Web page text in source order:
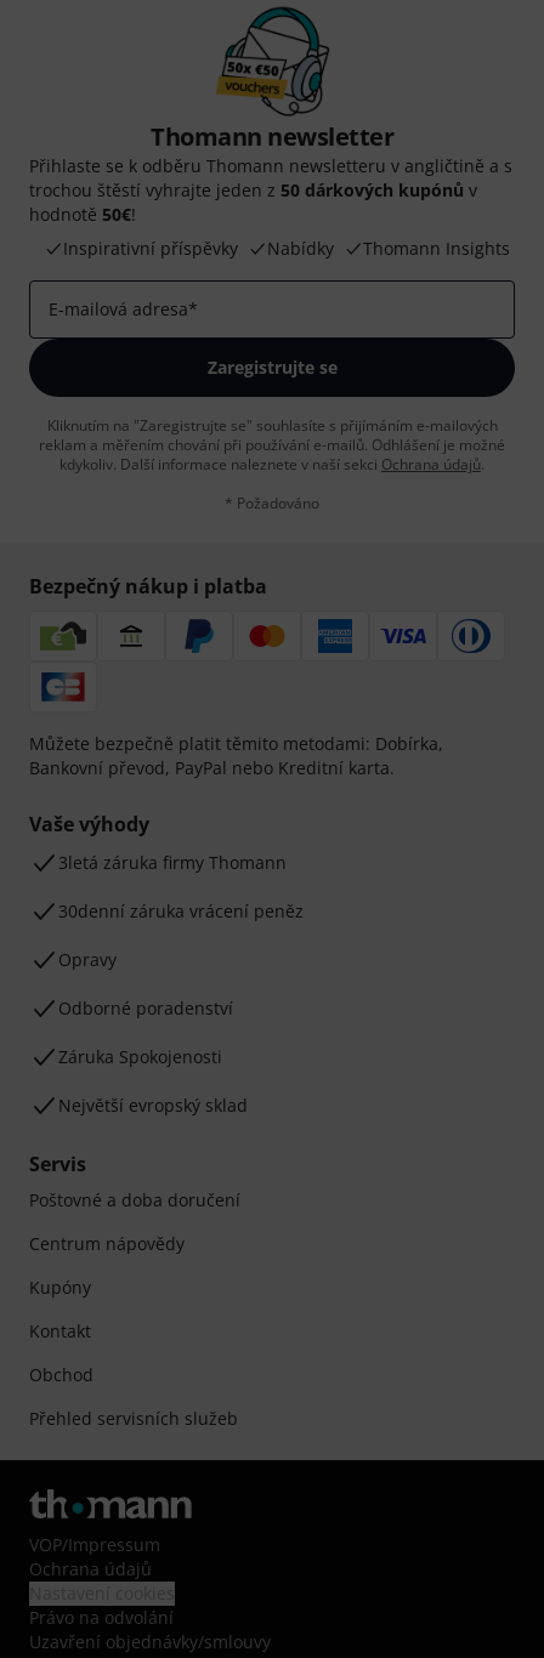
Thomann newsletter
Přihlaste se k odběru Thomann newsletteru v angličtině a s
trochou štěstí vyhrajte jeden z 50 dárkových kupónů v
hodnotě 50€!
Inspirativní příspěvky
Nabídky Thomann Insights
E-mailová adresa*
Zaregistrujte se
Kliknutím na "Zaregistrujte se" souhlasíte s přijímáním e-mailových
reklam a měřením chování při používání e-mailů. Odhlášení je možné
kdykoliv. Další informace naleznete v naší sekci Ochrana údajů.
* Požadováno
Bezpečný nákup i platba
Můžete bezpečně platit těmito metodami: Dobírka,
Bankovní převod, PayPal nebo Kreditní karta.
Vaše výhody
3letá záruka firmy Thomann
30denní záruka vrácení peněz
Opravy
Odborné poradenství
Záruka Spokojenosti
Největší evropský sklad
Servis
Poštovné a doba doručení
Centrum nápovědy
Kupóny
Kontakt
Obchod
Přehled servisních služeb
VOP/Impressum
Ochrana údajů
Právo na odvolání
Uzavření objednávky/smlouvy